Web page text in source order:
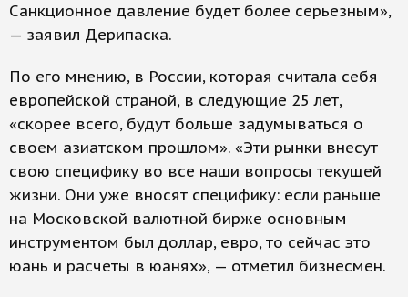
Санкционное давление будет более серьезным»,
— заявил Дерипаска.
По его мнению, в России, которая считала себя
европейской страной, в следующие 25 лет,
«скорее всего, будут больше задумываться о
своем азиатском прошлом». «Эти рынки внесут
свою специфику во все наши вопросы текущей
жизни. Они уже вносят специфику: если раньше
на Московской валютной бирже основным
инструментом был доллар, евро, то сейчас это
юань и расчеты в юанях», — отметил бизнесмен.